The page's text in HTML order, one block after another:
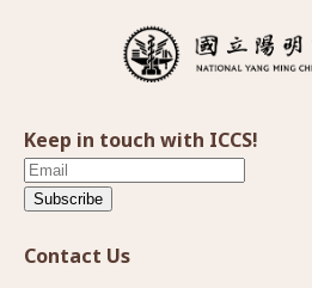
Keep in touch with ICCS!
Subscribe
Contact Us